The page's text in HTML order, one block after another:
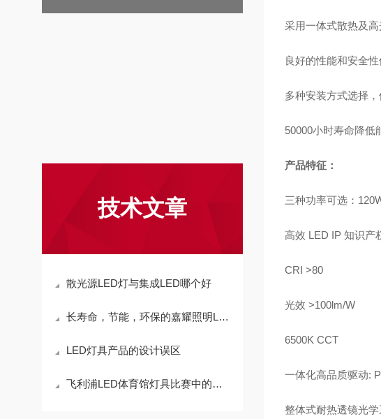
技术文章
散光源LED灯与集成LED哪个好
长寿命，节能，环保的嘉耀照明LED灯具
LED灯具产品的设计误区
飞利浦LED体育馆灯具比赛中的亮点
采用一体式散热及
良好的性能和安全
多种安装方式选择
50000小时寿命降低
产品特征：
三种功率可选：
高效 LED IP 知识产
CRI >80
光效 >100lm/W
6500K CCT
一体化高品质驱动:
整体式耐热透镜光学